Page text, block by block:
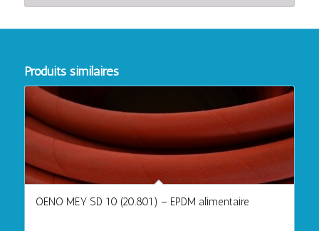
Produits similaires
OENO MEY SD 10 (20.801) – EPDM alimentaire